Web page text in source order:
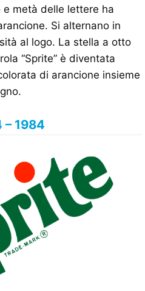
metà delle lettere ha
Si alternano in
al logo. La stella a otto
“Sprite” è diventata
di arancione insieme
– 1984